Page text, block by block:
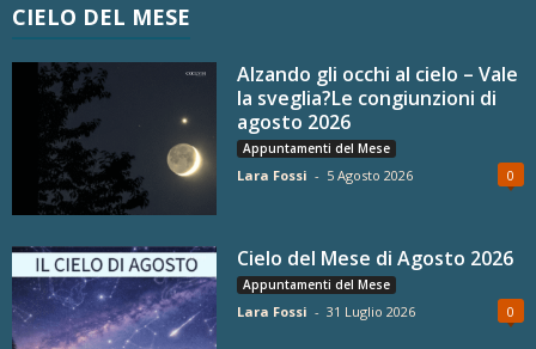
CIELO DEL MESE
Alzando gli occhi al cielo – Vale
la sveglia?Le congiunzioni di
agosto 2026
Appuntamenti del Mese
Lara Fossi - 5 Agosto 2026 0
Cielo del Mese di Agosto 2026
Appuntamenti del Mese
Lara Fossi - 31 Luglio 2026 0